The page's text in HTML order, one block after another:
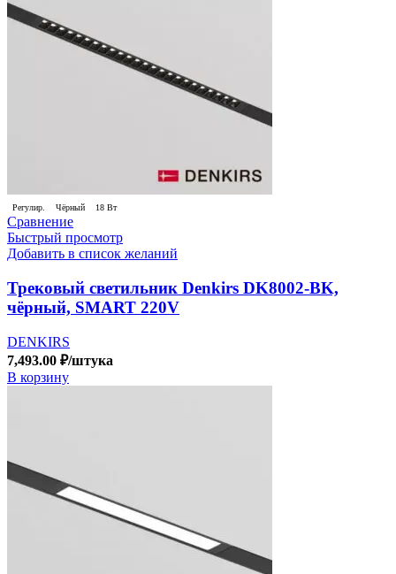
Регулир. Чёрный 18 Вт
Сравнение
Быстрый просмотр
Добавить в список желаний
Трековый светильник Denkirs DK8002-BK,
чёрный, SMART 220V
DENKIRS
7,493.00 ₽/штука
В корзину